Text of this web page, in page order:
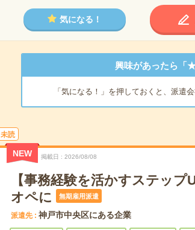
気になる！
興味があったら「
「気になる！」を押しておくと、派遣
未読
NEW 掲載日 2026/08/08
【事務経験を活かすステッ
オペに
無期雇用派遣
派遣先 神戸市中央区にある企業